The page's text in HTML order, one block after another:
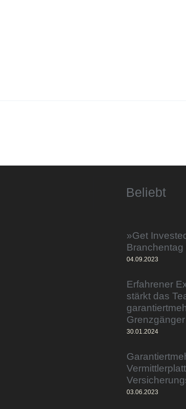
Beliebt
»Get
Branchentag
04.09.2023
Erfahrener
stärkt das
Grenzgänger
30.01.2024
03.06.2023